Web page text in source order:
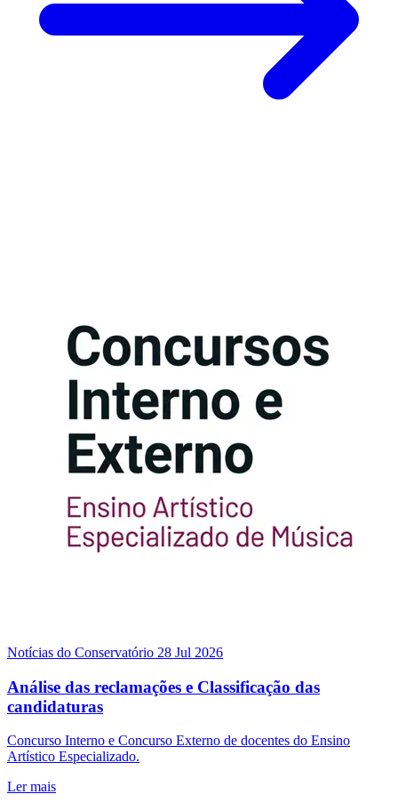
Notícias do Conservatório 28 Jul 2026
Análise das reclamações e Classificação das
candidaturas
Concurso Interno e Concurso Externo de docentes do Ensino
Artístico Especializado.
Ler mais